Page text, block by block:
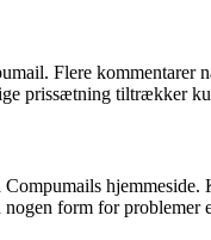
Flere kommentarer
prissætning tiltrækker
form for problemer